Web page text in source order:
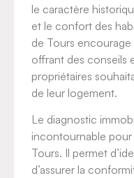
le caractère
et le confort des
de Tours
offrant des conseils
propriétaires
de leur logement.
Le diagnostic
incontournable
Tours. Il permet
d’assurer la